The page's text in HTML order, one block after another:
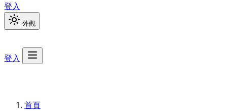
登入
外觀
登入
首頁